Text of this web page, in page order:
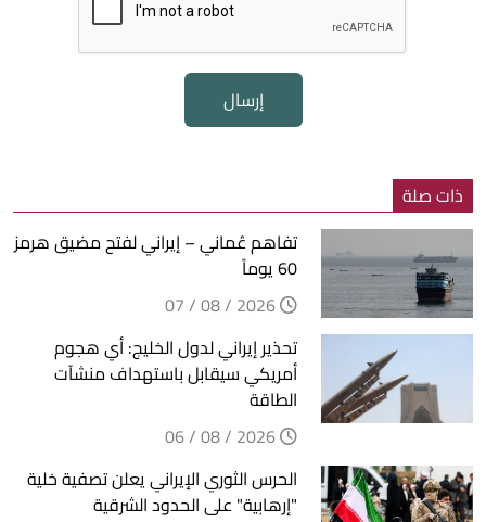
إرسال
ذات صلة
تفاهم عُماني – إيراني لفتح مضيق هرمز
60 يوماً
تحذير إيراني لدول الخليج: أي هجوم
أمريكي سيقابل باستهداف منشآت
الطاقة
الحرس الثوري الإيراني يعلن تصفية خلية
"إرهابية" على الحدود الشرقية